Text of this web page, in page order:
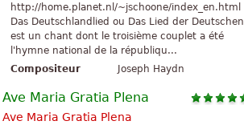
http://home.planet.nl/~jschoone/index_en.html
Das Deutschlandlied ou Das Lied der Deutschen
est un chant dont le troisième couplet a été
l'hymne national de la républiqu...
Compositeur
Joseph Haydn
Ave Maria Gratia Plena
Ave Maria Gratia Plena